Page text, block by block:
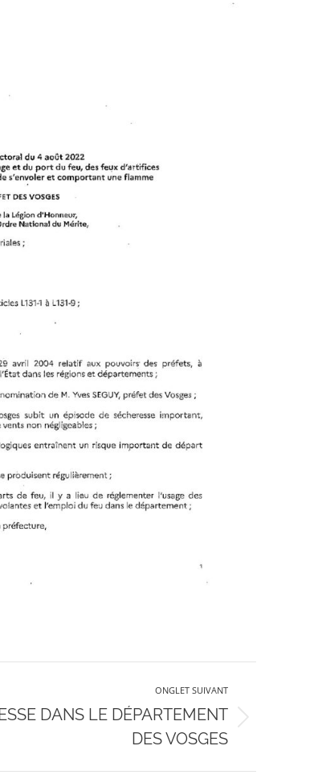
ONGLET SUIVANT
DANS LE DÉPARTEMENT
DES VOSGES